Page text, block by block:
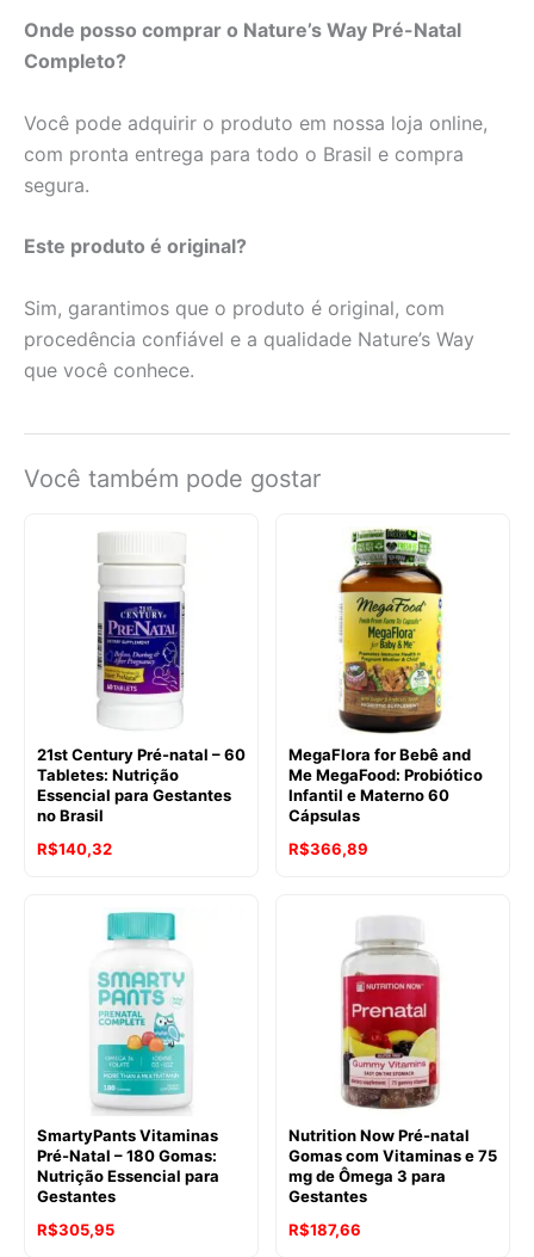
Onde posso comprar o Nature’s Way Pré-Natal
Completo?
Você pode adquirir o produto em nossa loja online,
com pronta entrega para todo o Brasil e compra
segura.
Este produto é original?
Sim, garantimos que o produto é original, com
procedência confiável e a qualidade Nature’s Way
que você conhece.
Você também pode gostar
21st Century Pré-natal – 60
Tabletes: Nutrição
Essencial para Gestantes
no Brasil
R$140,32
MegaFlora for Bebê and
Me MegaFood: Probiótico
Infantil e Materno 60
Cápsulas
R$366,89
SmartyPants Vitaminas
Pré-Natal – 180 Gomas:
Nutrição Essencial para
Gestantes
R$305,95
Nutrition Now Pré-natal
Gomas com Vitaminas e 75
mg de Ômega 3 para
Gestantes
R$187,66